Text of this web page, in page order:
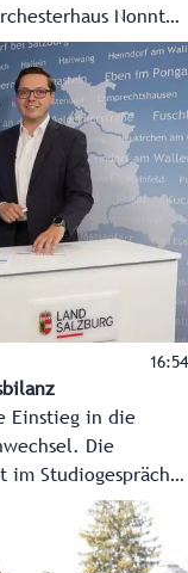
Nonntal
Chor, die
Jugendkantorei am
Publikum
16:54
Einstieg in die
Die
im Studiogespräch
Ressortbereiche
Monaten der